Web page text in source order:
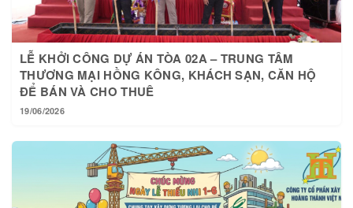
LỄ KHỞI CÔNG DỰ ÁN TÒA 02A – TRUNG TÂM
THƯƠNG MẠI HỒNG KÔNG, KHÁCH SẠN, CĂN HỘ
ĐỂ BÁN VÀ CHO THUÊ
19/06/2026